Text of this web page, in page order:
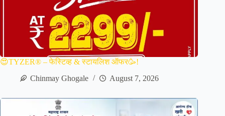
😍TYZER® – फेस्टिव्ह & स्टायलिश ऑफर🥳!
Chinmay Ghogale
August 7, 2026